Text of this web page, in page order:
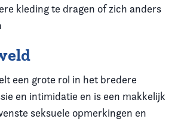
kleding te dragen of zich anders
een grote rol in het bredere
en intimidatie en is een makkelijk
seksuele opmerkingen en